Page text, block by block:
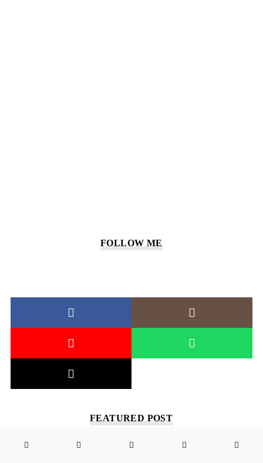
FOLLOW ME
FEATURED POST
娛樂 | ENTERTAINMENT